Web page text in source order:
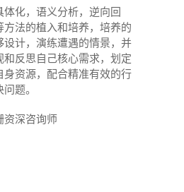
体化，语义分析，逆向回
法的植入和培养，培养的
设计，演练遭遇的情景，并
反思自己核心需求，划定
身资源，配合精准有效的行
题。
资深咨询师